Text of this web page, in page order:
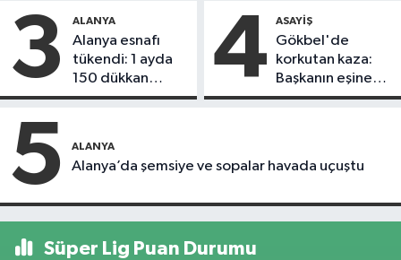
3 ALANYA
Alanya esnafı
tükendi: 1 ayda
150 dükkan
kapandı
4 ASAYIŞ
Gökbel'de
korkutan kaza:
Başkanın eşine
motosiklet çarptı
5 ALANYA
Alanya’da şemsiye ve sopalar havada uçuştu
Süper Lig Puan Durumu